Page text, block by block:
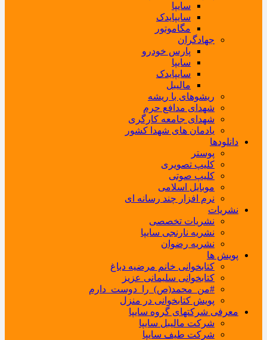
سایپا
سایپایدک
مگاموتور
جهادگران
پارس خودرو
سایپا
سایپایدک
مالیبل
ریشوهای با ریشه
شهدای مدافع حرم
شهدای جامعه کارگری
یادمان های شهدا کشور
دانلودها
پوستر
کلیپ تصویری
کلیپ صوتی
موبایل اسلامی
نرم افزار چند رسانه ای
نشریات
نشریات تخصصی
نشریه نارنجی سایپا
نشریه رضوان
پویش ها
کتابخوانی خانم مرضیه دباغ
کتابخوانی سلیمانی عزیز
#من_محمد(ص)_را_دوست_دارم
پویش کتابخوانی در منزل
معرفی شرکتهای گروه سایپا
شرکت مالیبل سایپا
شرکت طیف سایپا